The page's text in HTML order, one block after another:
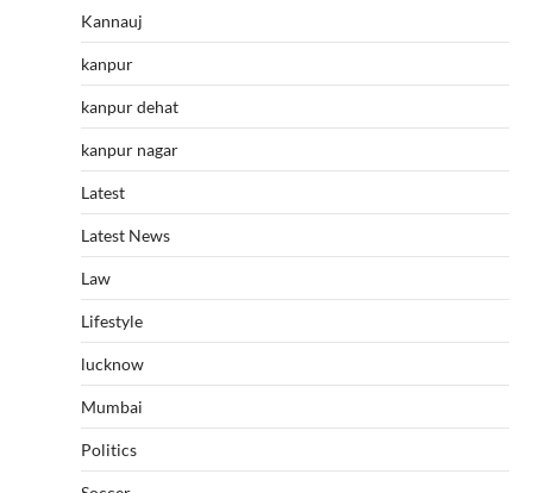
Kannauj
kanpur
kanpur dehat
kanpur nagar
Latest
Latest News
Law
Lifestyle
lucknow
Mumbai
Politics